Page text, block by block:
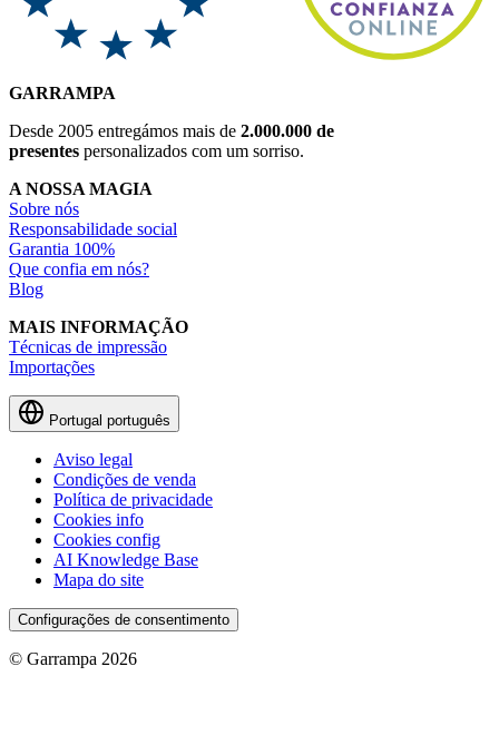
GARRAMPA
Desde 2005 entregámos mais de 2.000.000 de
presentes personalizados com um sorriso.
A NOSSA MAGIA
Sobre nós
Responsabilidade social
Garantia 100%
Que confia em nós?
Blog
MAIS INFORMAÇÃO
Técnicas de impressão
Importações
Portugal português
Aviso legal
Condições de venda
Política de privacidade
Cookies info
Cookies config
AI Knowledge Base
Mapa do site
Configurações de consentimento
© Garrampa 2026